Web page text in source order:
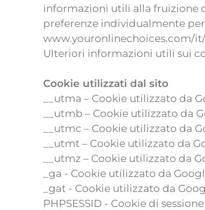
informazioni utili alla fruizione
preferenze individualmente
www.youronlinechoices.com/
Ulteriori informazioni utili sui
Cookie utilizzati dal sito
__utma – Cookie utilizzato da
__utmb – Cookie utilizzato da
__utmc – Cookie utilizzato da
__utmt – Cookie utilizzato da
__utmz – Cookie utilizzato da
_ga - Cookie utilizzato da
_gat - Cookie utilizzato da
PHPSESSID - Cookie di